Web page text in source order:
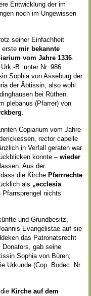
Entwicklung der im
noch im Ungewissen
seiner Einfachheit
erste mir bekannte
vom Jahre 1336.
B. unter Nr. 986
Sophia von Asseburg der
der Äbtissin, also wohl
bei Rüthen.
plebanus (Pfarrer) von
.
Copiarium vom Jahre
rector capelle
in Verfall geraten war
konnte – wieder
lassen. Aus der
die Kirche Pfarrrechte
als „ecclesia
Pfarrsprengel nichts
und Grundbesitz,
Evangelistae auf sie
das Patronatsrecht
gab seine
Sophia von Büren;
Urkunde (Cop. Bodec. Nr.
Kirche auf dem